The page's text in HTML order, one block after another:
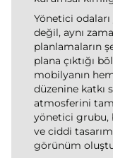
Yönetici odaları
değil, aynı
planlamaların
plana çıktığı
mobilyanın
düzenine katkı
atmosferini
yönetici grubu,
ve ciddi
görünüm